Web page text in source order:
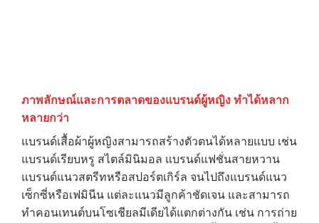
ภาพลักษณ์และการตลาดของแบรนด์ผู้หญิง ทำได้หลาก
หลายกว่า
แบรนด์เสื้อผ้าผู้หญิงสามารถสร้างตัวตนได้หลายแบบ เช่น
แบรนด์เรียบหรู สไตล์มินิมอล แบรนด์แฟชั่นสายหวาน
แบรนด์แนวสตรีทหรือสปอร์ตเกิร์ล จนไปถึงแบรนด์แนว
เซ็กซี่หรือเฟมินีน แต่ละแนวมีลูกค้าชัดเจน และสามารถ
ทำคอนเทนต์บนโซเชียลมีเดียได้แตกต่างกัน เช่น การถ่าย